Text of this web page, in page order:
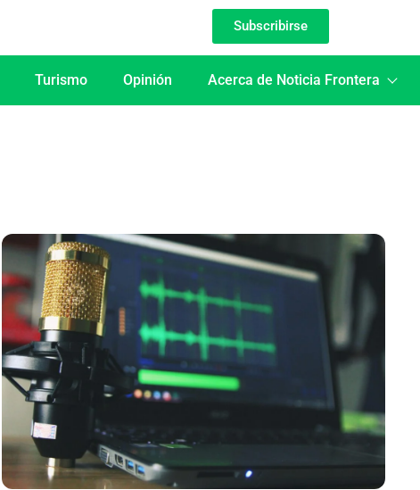
Subscribirse
Turismo Opinión Acerca de Noticia Frontera